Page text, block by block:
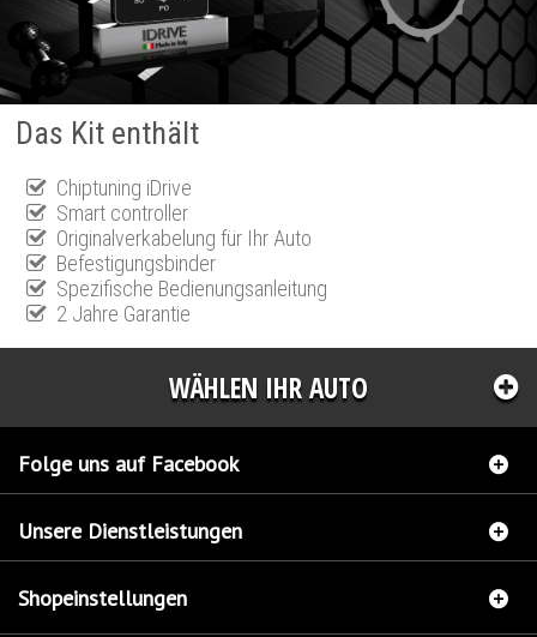
Das Kit enthält
Chiptuning iDrive
Smart controller
Originalverkabelung für Ihr Auto
Befestigungsbinder
Spezifische Bedienungsanleitung
2 Jahre Garantie
WÄHLEN IHR AUTO
Folge uns auf Facebook
Unsere Dienstleistungen
Shopeinstellungen